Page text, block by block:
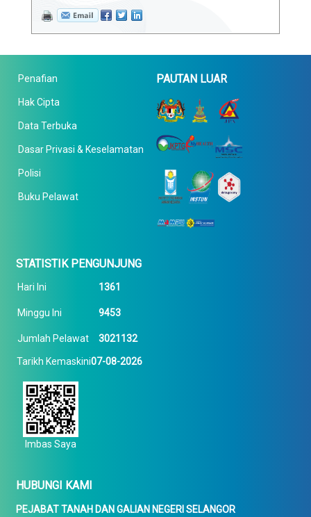
Penafian
Hak Cipta
Data Terbuka
Dasar Privasi & Keselamatan
Polisi
Buku Pelawat
PAUTAN LUAR
STATISTIK PENGUNJUNG
Hari Ini 1361
Minggu Ini 9453
Jumlah Pelawat 3021132
Tarikh Kemaskini07-08-2026
Imbas Saya
HUBUNGI KAMI
PEJABAT TANAH DAN GALIAN NEGERI SELANGOR